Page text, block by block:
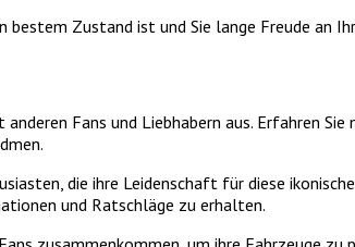
Zustand ist und Sie lange Freude an
Fans und Liebhabern aus. Erfahren
die ihre Leidenschaft für diese
und Ratschläge zu erhalten.